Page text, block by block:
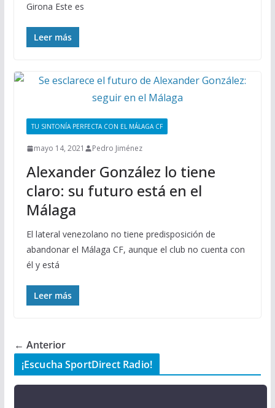
Girona Este es
Leer más
TU SINTONÍA PERFECTA CON EL MÁLAGA CF
mayo 14, 2021 Pedro Jiménez
Alexander González lo tiene
claro: su futuro está en el
Málaga
El lateral venezolano no tiene predisposición de
abandonar el Málaga CF, aunque el club no cuenta con
él y está
Leer más
← Anterior
¡Escucha SportDirect Radio!